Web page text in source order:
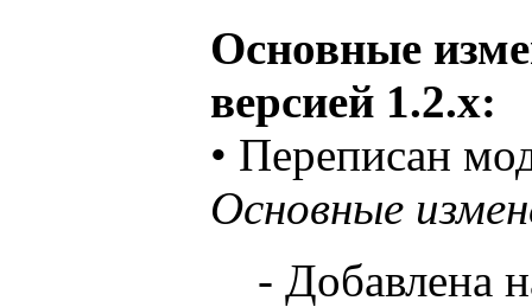
Основные
версией 1.2.х:
• Переписан
Основные
- Добавлена